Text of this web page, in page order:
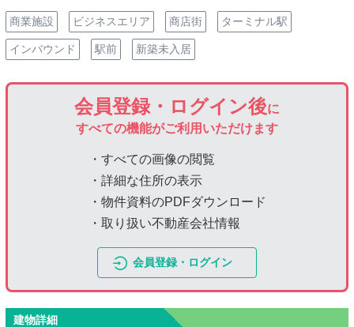
商業施設 ビジネスエリア 商店街 ターミナル駅
インバウンド 駅前 新築未入居
会員登録・ログイン後に
すべての機能がご利用いただけます
・すべての画像の閲覧
・詳細な住所の表示
・物件資料のPDFダウンロード
・取り扱い不動産会社情報
会員登録・ログイン
建物詳細